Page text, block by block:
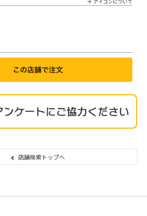
店舗検索トップへ